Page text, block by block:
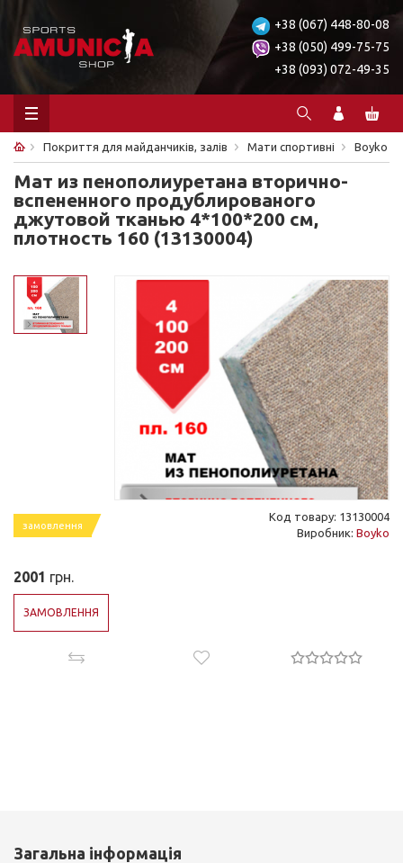
+38 (067) 448-80-08
+38 (050) 499-75-75
+38 (093) 072-49-35
Покриття для майданчиків, залів Мати спортивні Boyko
Мат из пенополиуретана вторично-
вспененного продублированого
джутовой тканью 4*100*200 см,
плотность 160 (13130004)
замовлення
Код товару: 13130004
Виробник: Boyko
2001 грн.
ЗАМОВЛЕННЯ
Загальна інформація